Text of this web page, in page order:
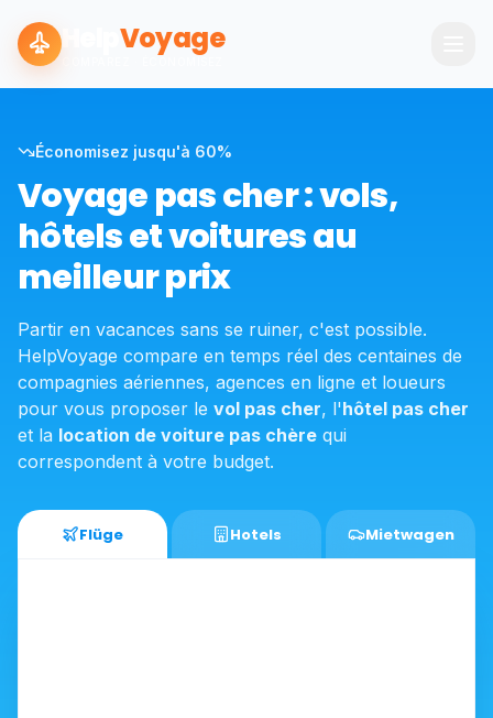
Voyage
Économisez jusqu'à 60%
Voyage pas cher : vols,
hôtels et voitures au
meilleur prix
Partir en vacances sans se ruiner, c'est possible.
HelpVoyage compare en temps réel des centaines de
compagnies aériennes, agences en ligne et loueurs
pour vous proposer le vol pas cher, l'hôtel pas cher
et la location de voiture pas chère qui
correspondent à votre budget.
Flüge Hotels Mietwagen